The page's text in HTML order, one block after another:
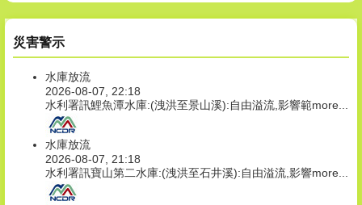
災害警示
水庫放流
2026-08-07, 22:18
水利署訊鯉魚潭水庫:(洩洪至景山溪):自由溢流,影響範more...
水庫放流
2026-08-07, 21:18
水利署訊寶山第二水庫:(洩洪至石井溪):自由溢流,影響more...